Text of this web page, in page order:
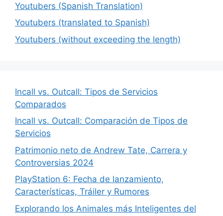
Youtubers (Spanish Translation)
Youtubers (translated to Spanish)
Youtubers (without exceeding the length)
Incall vs. Outcall: Tipos de Servicios
Comparados
Incall vs. Outcall: Comparación de Tipos de
Servicios
Patrimonio neto de Andrew Tate, Carrera y
Controversias 2024
PlayStation 6: Fecha de lanzamiento,
Características, Tráiler y Rumores
Explorando los Animales más Inteligentes del